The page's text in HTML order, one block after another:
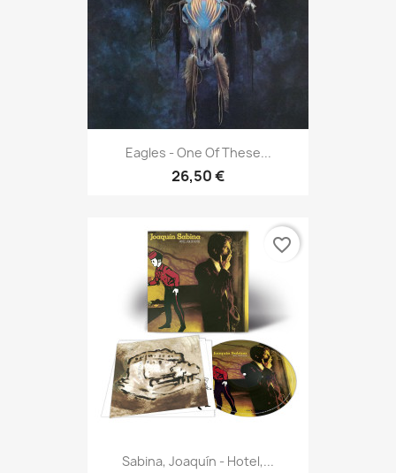
Eagles - One Of These...
26,50 €
Sabina, Joaquín - Hotel,...
favorite_border